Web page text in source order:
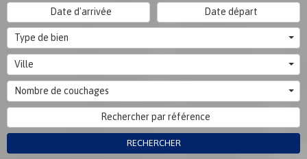
Type de bien
Ville
Nombre de couchages
RECHERCHER